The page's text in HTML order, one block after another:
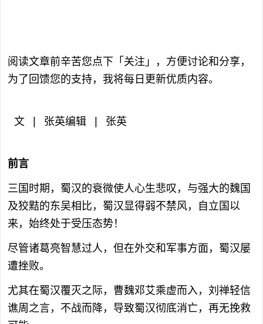
阅读文章前辛苦您点下「关注」，方便讨论和分享，
为了回馈您的支持，我将每日更新优质内容。
前言
三国时期，蜀汉的衰微使人心生悲叹，与强大的魏国
及狡黠的东吴相比，蜀汉显得弱不禁风，自立国以
来，始终处于受压态势！
尽管诸葛亮智慧过人，但在外交和军事方面，蜀汉屡
遭挫败。
尤其在蜀汉覆灭之际，曹魏邓艾乘虚而入，刘禅轻信
谯周之言，不战而降，导致蜀汉彻底消亡，再无挽救